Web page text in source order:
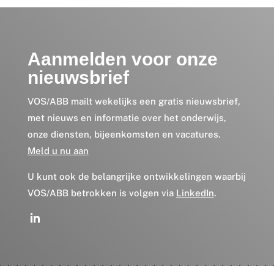
Aanmelden voor onze
nieuwsbrief
VOS/ABB mailt wekelijks een gratis nieuwsbrief,
met nieuws en informatie over het onderwijs,
onze diensten, bijeenkomsten en vacatures.
Meld u nu aan
U kunt ook de belangrijke ontwikkelingen waarbij
VOS/ABB betrokken is volgen via LinkedIn.